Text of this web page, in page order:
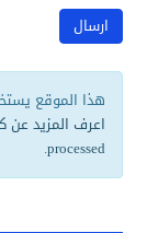
هذا الموقع
اعرف المزيد عن
processed
.